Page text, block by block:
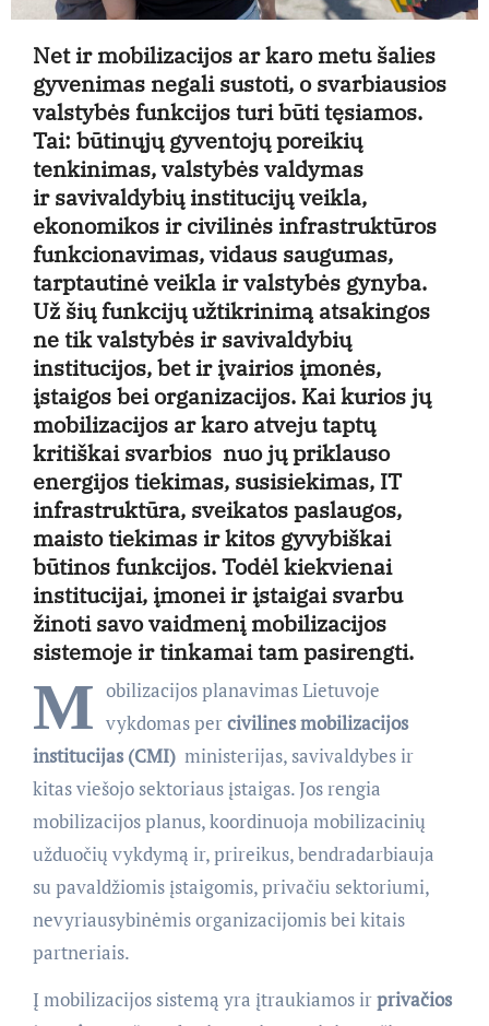
Net ir mobilizacijos ar karo metu šalies
gyvenimas negali sustoti, o svarbiausios
valstybės funkcijos turi būti tęsiamos.
Tai: būtinųjų gyventojų poreikių
tenkinimas, valstybės valdymas
ir savivaldybių institucijų veikla,
ekonomikos ir civilinės infrastruktūros
funkcionavimas, vidaus saugumas,
tarptautinė veikla ir valstybės gynyba.
Už šių funkcijų užtikrinimą atsakingos
ne tik valstybės ir savivaldybių
institucijos, bet ir įvairios įmonės,
įstaigos bei organizacijos. Kai kurios jų
mobilizacijos ar karo atveju taptų
kritiškai svarbios  nuo jų priklauso
energijos tiekimas, susisiekimas, IT
infrastruktūra, sveikatos paslaugos,
maisto tiekimas ir kitos gyvybiškai
būtinos funkcijos. Todėl kiekvienai
institucijai, įmonei ir įstaigai svarbu
žinoti savo vaidmenį mobilizacijos
sistemoje ir tinkamai tam pasirengti.
M obilizacijos planavimas Lietuvoje
vykdomas percivilines mobilizacijos
institucijas (CMI) ministerijas, savivaldybes ir
kitas viešojo sektoriaus įstaigas. Jos rengia
mobilizacijos planus, koordinuoja mobilizacinių
užduočių vykdymą ir, prireikus, bendradarbiauja
su pavaldžiomis įstaigomis, privačiu sektoriumi,
nevyriausybinėmis organizacijomis bei kitais
partneriais.
Į mobilizacijos sistemą yra įtraukiamos irprivačios